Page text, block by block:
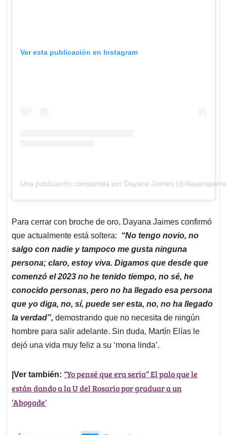
Ver esta publicación en Instagram
Una publicación compartida por Dayana Jaimes
Para cerrar con broche de oro, Dayana Jaimes confirmó
que actualmente está soltera: “No tengo novio, no
salgo con nadie y tampoco me gusta ninguna
persona; claro, estoy viva. Digamos que desde que
comenzó el 2023 no he tenido tiempo, no sé, he
conocido personas, pero no ha llegado esa persona
que yo diga, no, sí, puede ser esta, no, no ha llegado
la verdad”, demostrando que no necesita de ningún
hombre para salir adelante. Sin duda, Martín Elías le
dejó una vida muy feliz a su ‘mona linda’.
|Ver también: “Yo pensé que era seria” El palo que le
están dando a la U del Rosario por graduar a un
‘Abogade’